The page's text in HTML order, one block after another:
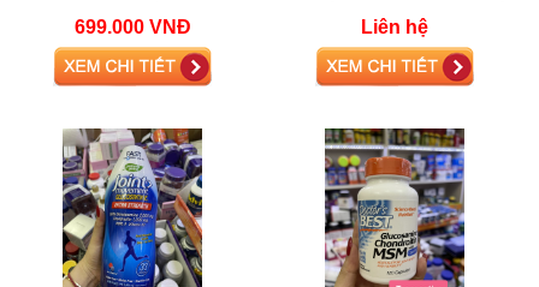
699.000 VNĐ Liên hệ